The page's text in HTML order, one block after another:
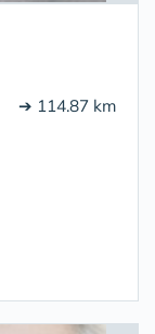
➔ 114.87 km